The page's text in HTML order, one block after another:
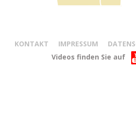
KONTAKT IMPRESSUM
Videos finden Sie auf